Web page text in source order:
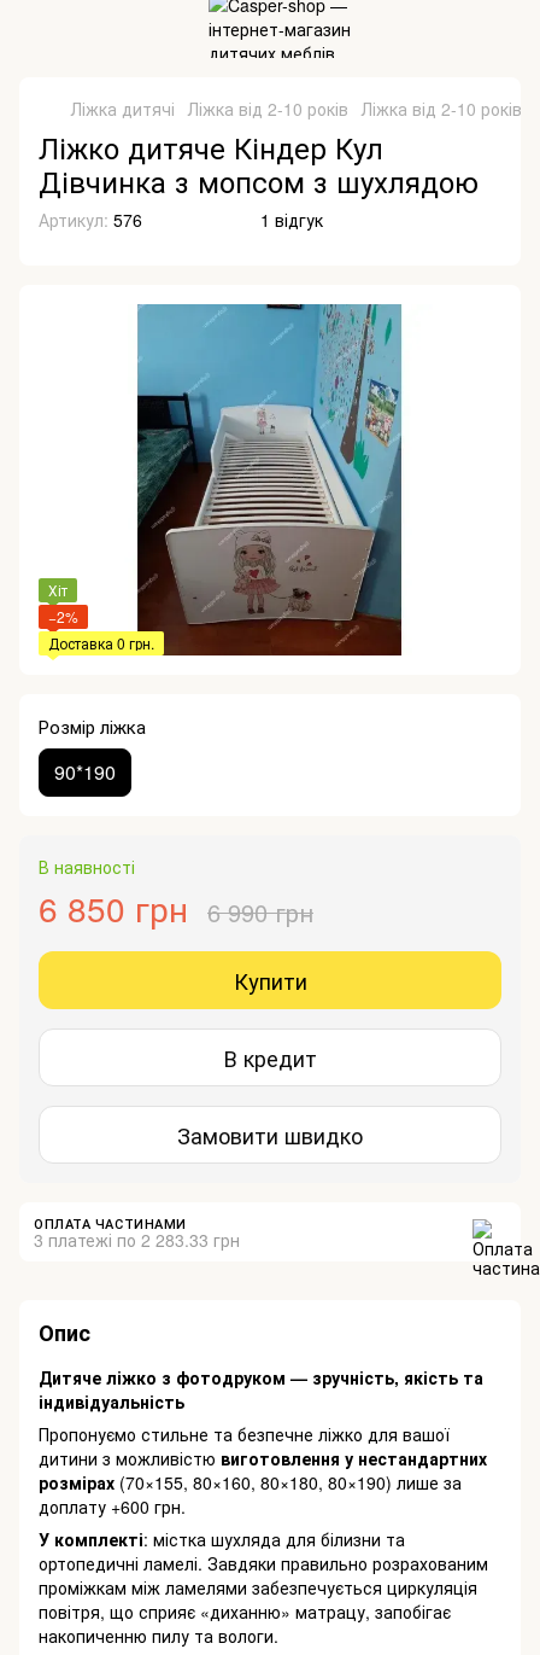
Ліжка дитячі Ліжка від 2-10 років Ліжка від 2-10 років
Ліжко дитяче Кіндер Кул
Дівчинка з мопсом з шухлядою
Артикул: 576 1 відгук
Хіт
−2%
Доставка 0 грн.
Розмір ліжка
90*190
В наявності
6 850 грн 6 990 грн
Купити
В кредит
Замовити швидко
ОПЛАТА ЧАСТИНАМИ
3 платежі по 2 283.33 грн
Опис
Дитяче ліжко з фотодруком — зручність, якість та
індивідуальність
Пропонуємо стильне та безпечне ліжко для вашої
дитини з можливістю виготовлення у нестандартних
розмірах (70×155, 80×160, 80×180, 80×190) лише за
доплату +600 грн.
У комплекті: містка шухляда для білизни та
ортопедичні ламелі. Завдяки правильно розрахованим
проміжкам між ламелями забезпечується циркуляція
повітря, що сприяє «диханню» матрацу, запобігає
накопиченню пилу та вологи.